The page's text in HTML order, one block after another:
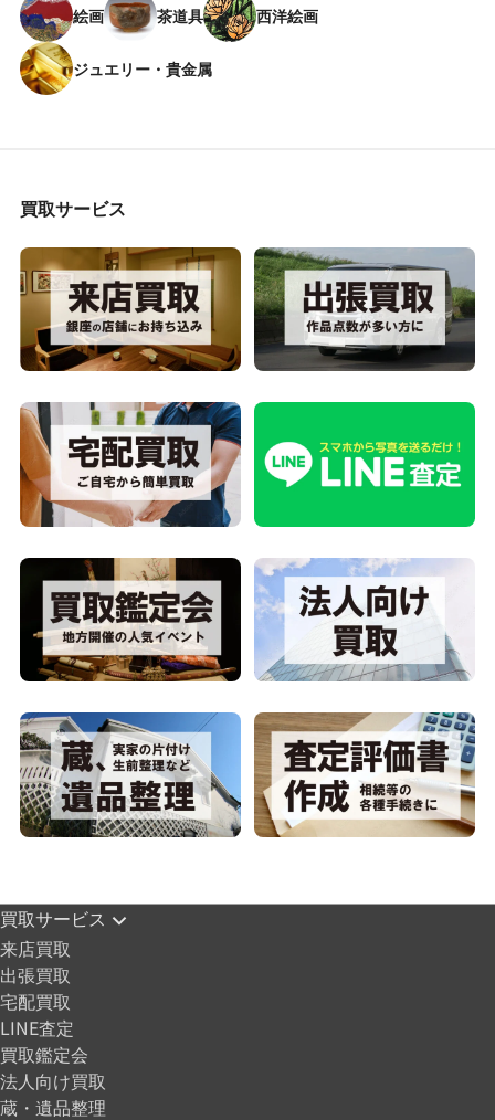
絵画 茶道具 西洋絵画
ジュエリー・貴金属
買取サービス
買取サービス
来店買取
出張買取
宅配買取
LINE査定
買取鑑定会
法人向け買取
蔵・遺品整理